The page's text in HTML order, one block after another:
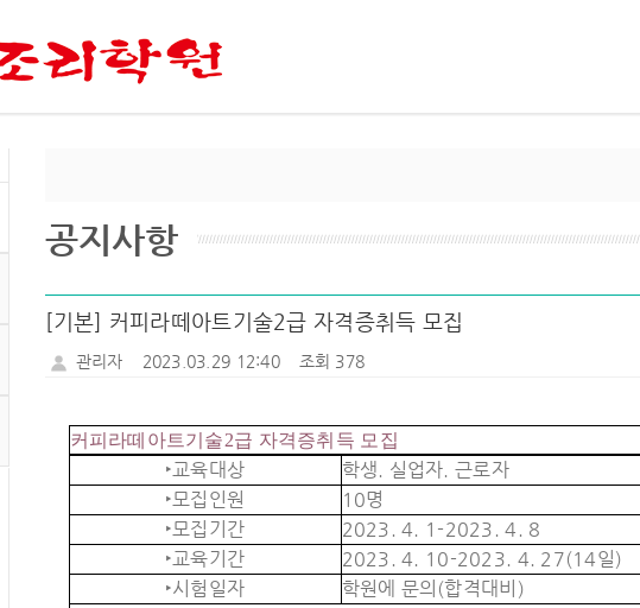
공지사항
[기본] 커피라떼아트기술2급 자격증취득 모집
관리자 2023.03.29 12:40 조회 378
커피라떼아트기술2급 자격증취득 모집
‣교육대상
학생. 실업자. 근로자
‣모집인원
10명
‣모집기간
2023. 4. 1-2023. 4. 8
‣교육기간
2023. 4. 10-2023. 4. 27(14일)
‣시험일자
학원에 문의(합격대비)